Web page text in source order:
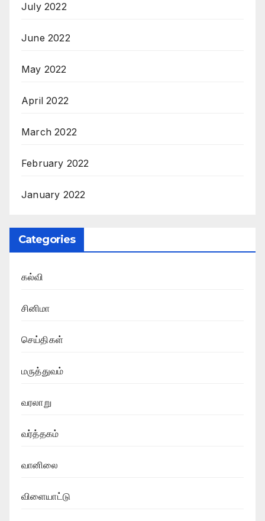
July 2022
June 2022
May 2022
April 2022
March 2022
February 2022
January 2022
Categories
கல்வி
சினிமா
செய்திகள்
மருத்துவம்
வரலாறு
வர்த்தகம்
வானிலை
விளையாட்டு